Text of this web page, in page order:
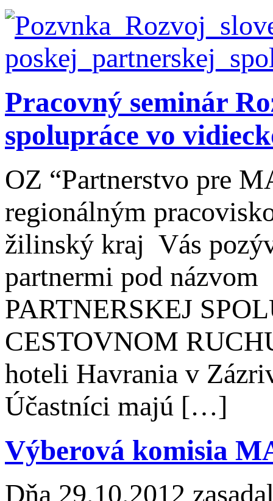
Pracovný seminár
spolupráce vo
OZ “Partnerstvo pre
regionálným
žilinský kraj Vás
partnermi pod
PARTNERSKEJ
CESTOVNOM
hoteli Havrania v
Účastníci majú […]
Výberová komisia
Dňa 29.10.2012